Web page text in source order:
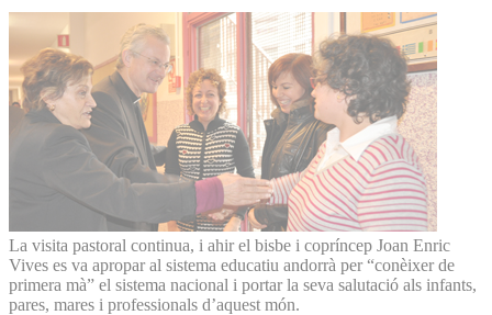
La visita pastoral continua, i ahir el bisbe i copríncep Joan Enric
Vives es va apropar al sistema educatiu andorrà per “conèixer de
primera mà” el sistema nacional i portar la seva salutació als infants,
pares, mares i professionals d’aquest món.